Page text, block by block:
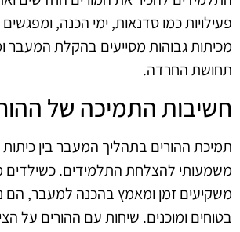
פעילויות כמו סדנאות, ימי הכנה,
מכיתות גבוהות מסייעים בהקלת המעבר
תחושת החרדה.
חשיבות התמיכה של
תמיכת ההורים בתהליך המעבר בין כיתות
משמעותי להצלחת התלמידים. כשילדים
משקיעים זמן ומאמץ בהכנה למעבר, הם
בטוחים ומוכנים. שיחות עם ההורים על